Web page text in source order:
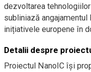
dezvoltarea
subliniază
inițiativele europene în
Detalii despre
Proiectul NanoIC își